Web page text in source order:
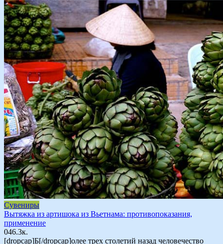
Сувениры
Вытяжка из артишока из Вьетнама: противопоказания,
применение
046.3к.
[dropcap]Б[/dropcap]олее трех столетий назад человечество